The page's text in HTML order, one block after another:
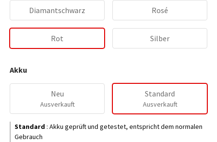
Diamantschwarz Rosé
Rot Silber
Akku
Neu
Ausverkauft
Standard
Ausverkauft
Standard : Akku geprüft und getestet, entspricht dem normalen
Gebrauch